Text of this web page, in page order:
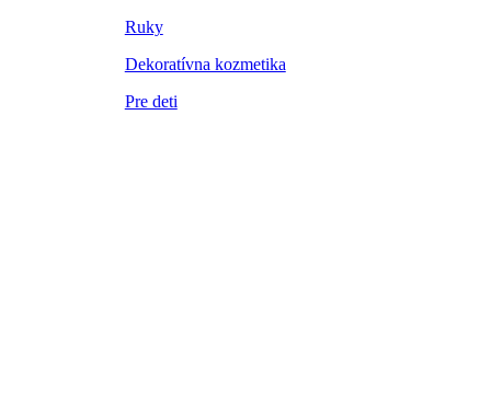
Ruky
Dekoratívna kozmetika
Pre deti